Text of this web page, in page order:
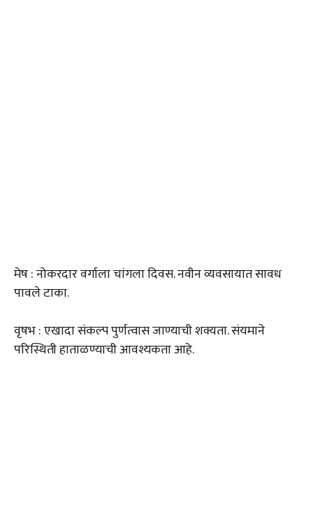
मेष : नोकरदार वर्गाला चांगला दिवस. नवीन व्यवसायात सावध
पावले टाका.
वृषभ : एखादा संकल्प पुर्णत्वास जाण्याची शक्यता. संयमाने
परिस्थिती हाताळण्याची आवश्यकता आहे.